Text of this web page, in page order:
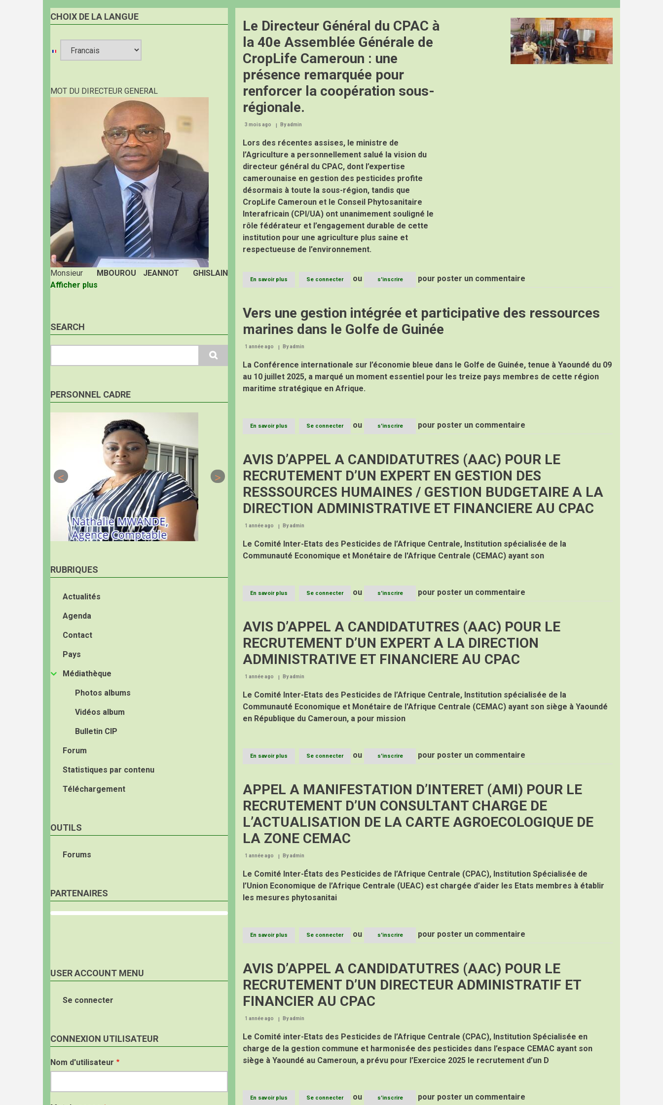
CHOIX DE LA LANGUE
language
MOT DU DIRECTEUR GENERAL
Monsieur
MBOUROU JEANNOT GHISLAIN
Afficher plus
SEARCH
PERSONNEL CADRE
RUBRIQUES
Actualités
Agenda
Contact
Pays
Médiathèque
Photos albums
Vidéos album
Bulletin CIP
Forum
Statistiques par contenu
Téléchargement
OUTILS
Forums
PARTENAIRES
USER ACCOUNT MENU
Se connecter
CONNEXION UTILISATEUR
Nom d'utilisateur
Le Directeur Général du CPAC à
la 40e Assemblée Générale de
CropLife Cameroun : une
présence remarquée pour
renforcer la coopération sous-
régionale.
3 mois ago Byadmin
Lors des récentes assises, le ministre de
l’Agriculture a personnellement salué la vision du
directeur général du CPAC, dont l’expertise
camerounaise en gestion des pesticides profite
désormais à toute la sous-région, tandis que
CropLife Cameroun et le Conseil Phytosanitaire
Interafricain (CPI/UA) ont unanimement souligné le
rôle fédérateur et l’engagement durable de cette
institution pour une agriculture plus saine et
respectueuse de l’environnement.
En savoir plus
Le
du
CPAC
à
40e
Générale
CropLife
Cameroun
coopération
sous-
régionale.
Se connecter ou s'inscrire pour poster un commentaire
Vers une gestion intégrée et participative des ressources
marines dans le Golfe de Guinée
1 année ago Byadmin
La Conférence internationale sur l’économie bleue dans le Golfe de Guinée, tenue à Yaoundé du 09
au 10 juillet 2025, a marqué un moment essentiel pour les treize pays membres de cette région
maritime stratégique en Afrique.
En savoir plus
Vers
intégrée
participative
ressources
dans
Golfe
Guinée
Se connecter ou s'inscrire pour poster un commentaire
AVIS D’APPEL A CANDIDATUTRES (AAC) POUR LE
RECRUTEMENT D’UN EXPERT EN GESTION DES
RESSSOURCES HUMAINES / GESTION BUDGETAIRE A LA
DIRECTION ADMINISTRATIVE ET FINANCIERE AU CPAC
1 année ago Byadmin
Le Comité Inter-Etats des Pesticides de l’Afrique Centrale, Institution spécialisée de la
Communauté Economique et Monétaire de l'Afrique Centrale (CEMAC) ayant son
En savoir plus
AVIS
CANDIDATUTRES
POUR
RECRUTEMENT
EXPERT
GESTION
DES
RESSSOURCES
HUMAINES
ET
FINANCIERE
AU
CPAC
Se connecter ou s'inscrire pour poster un commentaire
AVIS D’APPEL A CANDIDATUTRES (AAC) POUR LE
RECRUTEMENT D’UN EXPERT A LA DIRECTION
ADMINISTRATIVE ET FINANCIERE AU CPAC
1 année ago Byadmin
Le Comité Inter-Etats des Pesticides de l’Afrique Centrale, Institution spécialisée de la
Communauté Economique et Monétaire de l'Afrique Centrale (CEMAC) ayant son siège à Yaoundé
en République du Cameroun, a pour mission
En savoir plus
AVIS
CANDIDATUTRES
POUR
RECRUTEMENT
EXPERT
LA
ADMINISTRATIVE
FINANCIERE
AU
Se connecter ou s'inscrire pour poster un commentaire
APPEL A MANIFESTATION D’INTERET (AMI) POUR LE
RECRUTEMENT D’UN CONSULTANT CHARGE DE
L’ACTUALISATION DE LA CARTE AGROECOLOGIQUE DE
LA ZONE CEMAC
1 année ago Byadmin
Le Comité Inter-États des Pesticides de l’Afrique Centrale (CPAC), Institution Spécialisée de
l’Union Economique de l’Afrique Centrale (UEAC) est chargée d’aider les Etats membres à établir
les mesures phytosanitai
En savoir plus
APPEL
D’INTERET
POUR
RECRUTEMENT
CONSULTANT
DE
L’ACTUALISATION
DE
LA
Se connecter ou s'inscrire pour poster un commentaire
AVIS D’APPEL A CANDIDATUTRES (AAC) POUR LE
RECRUTEMENT D’UN DIRECTEUR ADMINISTRATIF ET
FINANCIER AU CPAC
1 année ago Byadmin
Le Comité inter-Etats des Pesticides de l’Afrique Centrale (CPAC), Institution Spécialisée en
charge de la gestion commune et harmonisée des pesticides dans l’espace CEMAC ayant son
siège à Yaoundé au Cameroun, a prévu pour l’Exercice 2025 le recrutement d’un D
En savoir plus Se connecter ou s'inscrire pour poster un commentaire